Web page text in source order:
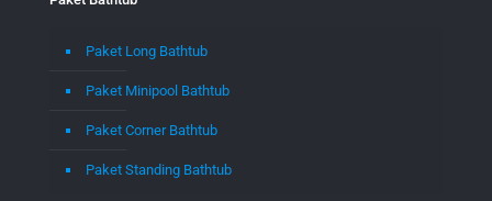
Paket Long Bathtub
Paket Minipool Bathtub
Paket Corner Bathtub
Paket Standing Bathtub